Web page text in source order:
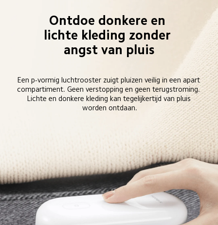
Ontdoe donkere en
lichte kleding zonder
angst van pluis
Een p-vormig luchtrooster zuigt pluizen veilig in een apart
compartiment. Geen verstopping en geen terugstroming.
Lichte en donkere kleding kan tegelijkertijd van pluis
worden ontdaan.